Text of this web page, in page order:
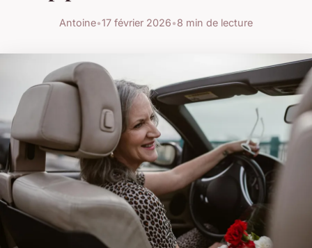
Antoine•17 février 2026•8 min de lecture